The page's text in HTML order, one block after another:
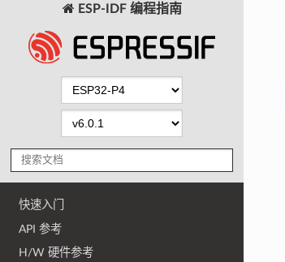
ESP-IDF 编程指南
快速入门
API 参考
H/W 硬件参考